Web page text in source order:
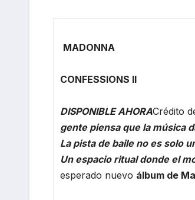
MADONNA
CONFESSIONS II
DISPONIBLE AHORACrédito
gente piensa que la música
La pista de baile no es solo
Un espacio ritual donde el
esperado nuevo álbum de